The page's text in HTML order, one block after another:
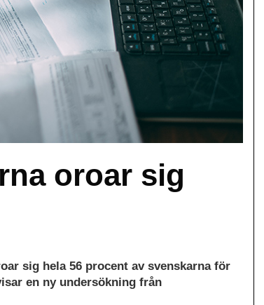
oroar sig
sig hela 56 procent av svenskarna för
en ny undersökning från